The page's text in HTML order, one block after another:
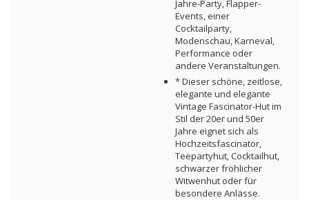
Jahre-Party, Flapper-
Events, einer
Cocktailparty,
Modenschau, Karneval,
Performance oder
andere Veranstaltungen.
* Dieser schöne, zeitlose,
elegante und elegante
Vintage Fascinator-Hut im
Stil der 20er und 50er
Jahre eignet sich als
Hochzeitsfascinator,
Teepartyhut, Cocktailhut,
schwarzer fröhlicher
Witwenhut oder für
besondere Anlässe.